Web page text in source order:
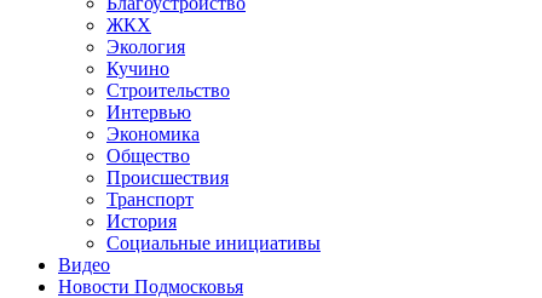
ЖКХ
Экология
Кучино
Строительство
Интервью
Экономика
Общество
Происшествия
Транспорт
История
Социальные инициативы
Видео
Новости Подмосковья